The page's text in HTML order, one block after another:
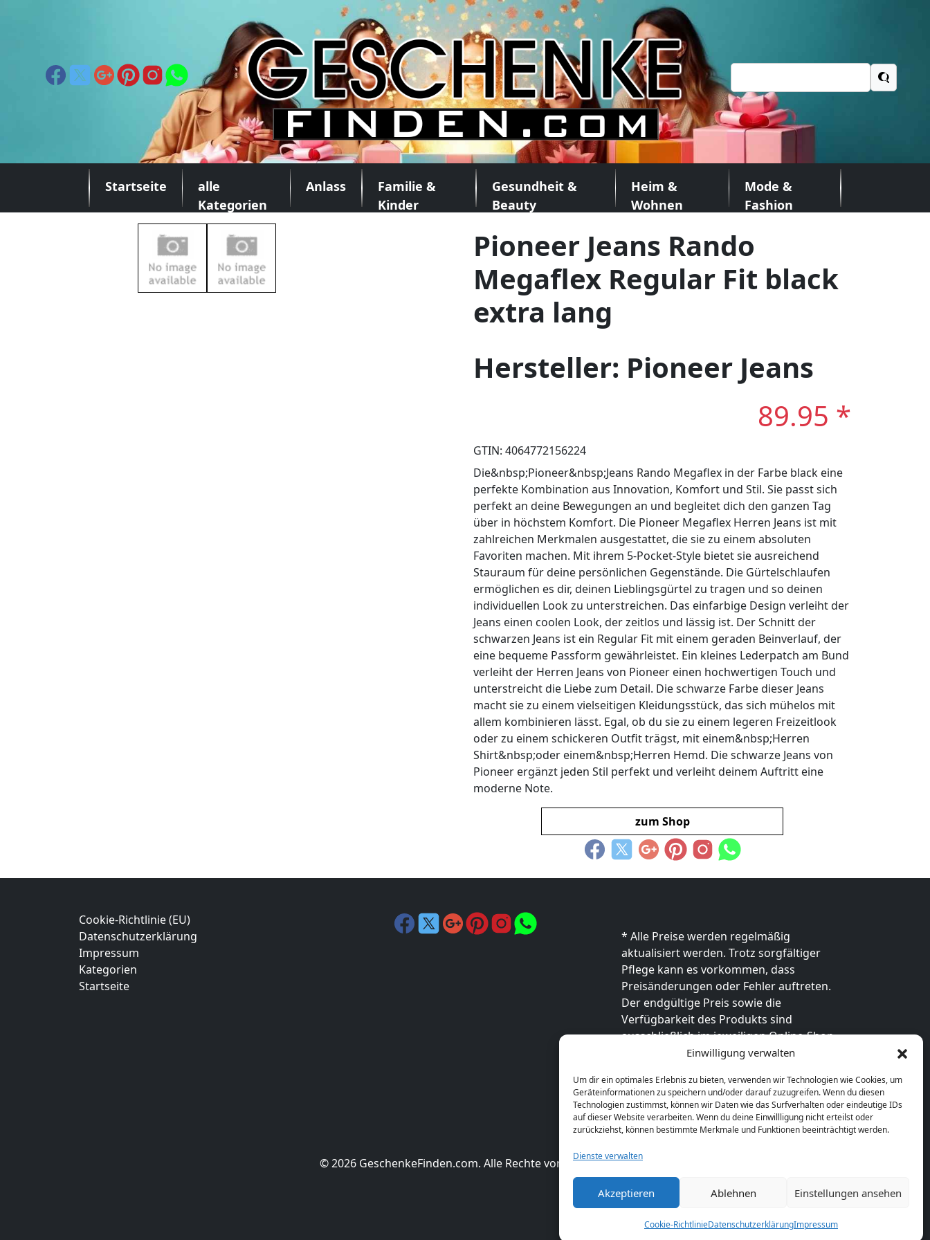
Einwilligung verwalten
Um dir ein optimales Erlebnis zu bieten, verwenden wir Technologien wie Cookies, um
Geräteinformationen zu speichern und/oder darauf zuzugreifen. Wenn du diesen
Technologien zustimmst, können wir Daten wie das Surfverhalten oder eindeutige IDs
auf dieser Website verarbeiten. Wenn du deine Einwillligung nicht erteilst oder
zurückziehst, können bestimmte Merkmale und Funktionen beeinträchtigt werden.
Dienste verwalten
Akzeptieren Ablehnen Einstellungen ansehen
Cookie-RichtlinieDatenschutzerklärungImpressum
nach:
Startseite
alle
Kategorien
Anlass
Familie &
Kinder
Gesundheit &
Beauty
Heim &
Wohnen
Mode &
Fashion
Pioneer Jeans Rando
Megaflex Regular Fit black
extra lang
Hersteller: Pioneer Jeans
89.95 *
GTIN: 4064772156224
Die&nbsp;Pioneer&nbsp;Jeans Rando Megaflex in der Farbe black eine
perfekte Kombination aus Innovation, Komfort und Stil. Sie passt sich
perfekt an deine Bewegungen an und begleitet dich den ganzen Tag
über in höchstem Komfort. Die Pioneer Megaflex Herren Jeans ist mit
zahlreichen Merkmalen ausgestattet, die sie zu einem absoluten
Favoriten machen. Mit ihrem 5-Pocket-Style bietet sie ausreichend
Stauraum für deine persönlichen Gegenstände. Die Gürtelschlaufen
ermöglichen es dir, deinen Lieblingsgürtel zu tragen und so deinen
individuellen Look zu unterstreichen. Das einfarbige Design verleiht der
Jeans einen coolen Look, der zeitlos und lässig ist. Der Schnitt der
schwarzen Jeans ist ein Regular Fit mit einem geraden Beinverlauf, der
eine bequeme Passform gewährleistet. Ein kleines Lederpatch am Bund
verleiht der Herren Jeans von Pioneer einen hochwertigen Touch und
unterstreicht die Liebe zum Detail. Die schwarze Farbe dieser Jeans
macht sie zu einem vielseitigen Kleidungsstück, das sich mühelos mit
allem kombinieren lässt. Egal, ob du sie zu einem legeren Freizeitlook
oder zu einem schickeren Outfit trägst, mit einem&nbsp;Herren
Shirt&nbsp;oder einem&nbsp;Herren Hemd. Die schwarze Jeans von
Pioneer ergänzt jeden Stil perfekt und verleiht deinem Auftritt eine
moderne Note.
zum Shop
Cookie-Richtlinie (EU)
Datenschutzerklärung
Impressum
Kategorien
Startseite
* Alle Preise werden regelmäßig
aktualisiert werden. Trotz sorgfältiger
Pflege kann es vorkommen, dass
Preisänderungen oder Fehler auftreten.
Der endgültige Preis sowie die
Verfügbarkeit des Produkts sind
ausschließlich im jeweiligen Online-Shop
des Anbieters verbindlich. Bitte
beim Händler.
© 2026 GeschenkeFinden.com. Alle Rechte vorbehalten.